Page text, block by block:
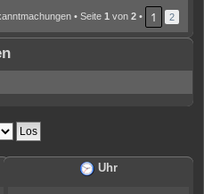
• Seite 1 von 2 • 1 2
Uhr